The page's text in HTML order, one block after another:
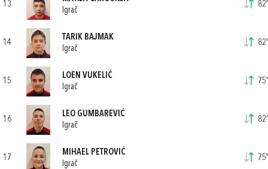
13
Igrač
82'
14
TARIK BAJMAK
Igrač
82'
15
LOEN VUKELIĆ
Igrač
75'
16
LEO GUMBAREVIĆ
Igrač
82'
17
MIHAEL PETROVIĆ
Igrač
75'